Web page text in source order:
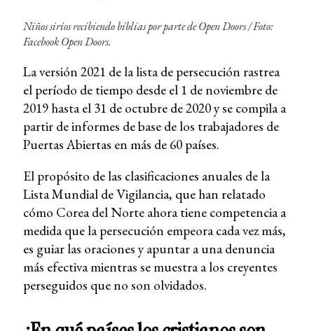
Niños sirios recibiendo bíblias por parte de Open Doors /Foto:
Facebook Open Doors.
La versión 2021 de la lista de persecución rastrea
el período de tiempo desde el 1 de noviembre de
2019 hasta el 31 de octubre de 2020 y se compila a
partir de informes de base de los trabajadores de
Puertas Abiertas en más de 60 países.
El propósito de las clasificaciones anuales de la
Lista Mundial de Vigilancia, que han relatado
cómo Corea del Norte ahora tiene competencia a
medida que la persecución empeora cada vez más,
es guiar las oraciones y apuntar a una denuncia
más efectiva mientras se muestra a los creyentes
perseguidos que no son olvidados.